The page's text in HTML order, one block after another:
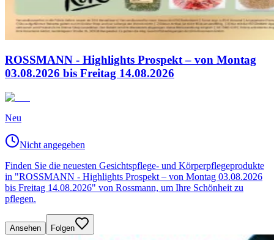
ROSSMANN - Highlights Prospekt – von Montag
03.08.2026 bis Freitag 14.08.2026
Neu
Nicht angegeben
Finden Sie die neuesten Gesichtspflege- und Körperpflegeprodukte
in "ROSSMANN - Highlights Prospekt – von Montag 03.08.2026
bis Freitag 14.08.2026" von Rossmann, um Ihre Schönheit zu
pflegen.
Ansehen Folgen